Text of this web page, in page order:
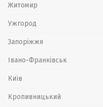
Житомир
Ужгород
Запоріжжя
Івано-Франківськ
Київ
Кропивницький